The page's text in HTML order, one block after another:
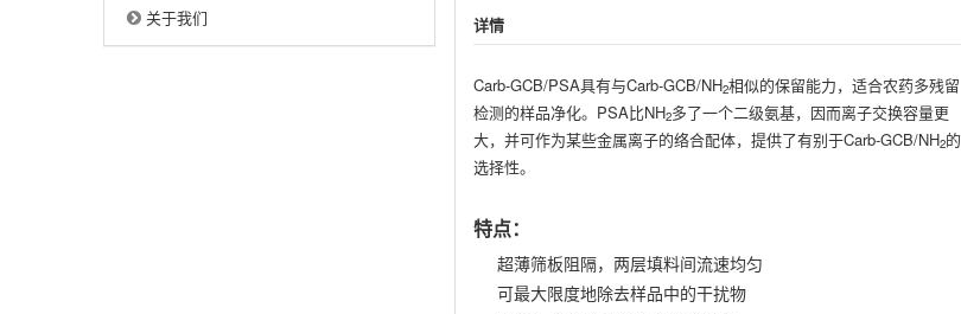
详情
Carb-GCB/PSA具有与Carb-GCB/NH2相似的保留能力，适合农药多残留
检测的样品净化。PSA比NH2多了一个二级氨基，因而离子交换容量更
大，并可作为某些金属离子的络合配体，提供了有别于Carb-GCB/NH2的
选择性。
特点：
超薄筛板阻隔，两层填料间流速均匀
可最大限度地除去样品中的干扰物
关于我们